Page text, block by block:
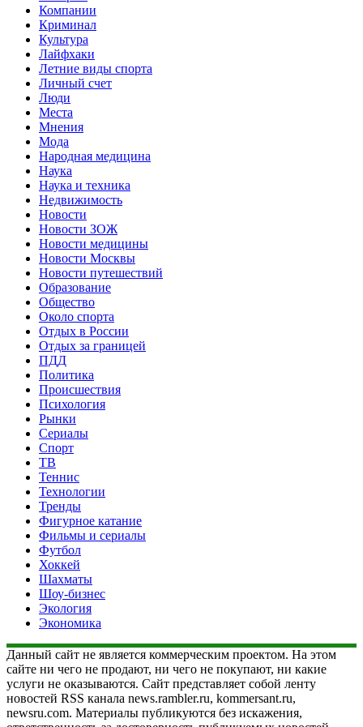
Компании
Криминал
Культура
Лайфхаки
Летние виды спорта
Личный счет
Люди
Места
Мнения
Мода
Народная медицина
Наука
Наука и техника
Недвижимость
Новости
Новости ЗОЖ
Новости медицины
Новости Москвы
Новости путешествий
Образование
Общество
Около спорта
Отдых в России
Отдых за границей
ПДД
Политика
Происшествия
Психология
Рынки
Сериалы
Спорт
ТВ
Теннис
Технологии
Тренды
Фигурное катание
Фильмы и сериалы
Футбол
Хоккей
Шахматы
Шоу-бизнес
Экология
Экономика
Данный сайт не является коммерческим проектом. На этом
сайте ни чего не продают, ни чего не покупают, ни какие
услуги не оказываются. Сайт представляет собой ленту
новостей RSS канала news.rambler.ru, kommersant.ru,
newsru.com. Материалы публикуются без искажения,